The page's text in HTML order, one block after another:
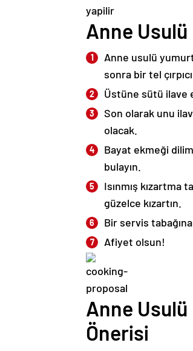
Anne Usulü
Anne usulü
sonra bir tel
Üstüne sütü ilave
Son olarak unu
olacak.
Bayat ekmeği
bulayın.
Isınmış kızartma
güzelce kızartın.
Bir servis
Afiyet olsun!
Anne
Önerisi